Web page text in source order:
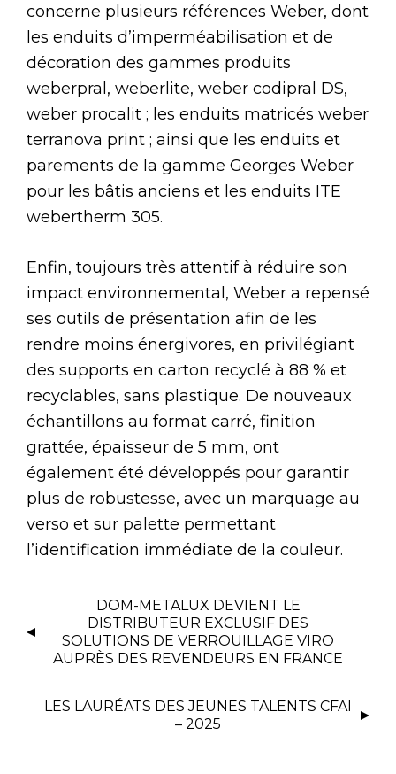
concerne plusieurs références Weber, dont
les enduits d’imperméabilisation et de
décoration des gammes produits
weberpral, weberlite, weber codipral DS,
weber procalit ; les enduits matricés weber
terranova print ; ainsi que les enduits et
parements de la gamme Georges Weber
pour les bâtis anciens et les enduits ITE
webertherm 305.
Enfin, toujours très attentif à réduire son
impact environnemental, Weber a repensé
ses outils de présentation afin de les
rendre moins énergivores, en privilégiant
des supports en carton recyclé à 88 % et
recyclables, sans plastique. De nouveaux
échantillons au format carré, finition
grattée, épaisseur de 5 mm, ont
également été développés pour garantir
plus de robustesse, avec un marquage au
verso et sur palette permettant
l’identification immédiate de la couleur.
DOM-METALUX DEVIENT LE
DISTRIBUTEUR EXCLUSIF DES
SOLUTIONS DE VERROUILLAGE VIRO
AUPRÈS DES REVENDEURS EN FRANCE
LES LAURÉATS DES JEUNES TALENTS CFAI
– 2025